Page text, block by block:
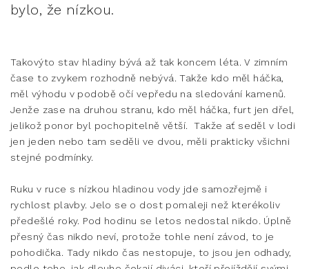
bylo, že nízkou.
Takovýto stav hladiny bývá až tak koncem léta. V zimním
čase to zvykem rozhodně nebývá. Takže kdo měl háčka,
měl výhodu v podobě očí vepředu na sledování kamenů.
Jenže zase na druhou stranu, kdo měl háčka, furt jen dřel,
jelikož ponor byl pochopitelně větší. Takže ať seděl v lodi
jen jeden nebo tam seděli ve dvou, měli prakticky všichni
stejné podmínky.
Ruku v ruce s nízkou hladinou vody jde samozřejmě i
rychlost plavby. Jelo se o dost pomaleji než kterékoliv
předešlé roky. Pod hodinu se letos nedostal nikdo. Úplně
přesný čas nikdo neví, protože tohle není závod, to je
pohodička. Tady nikdo čas nestopuje, to jsou jen odhady,